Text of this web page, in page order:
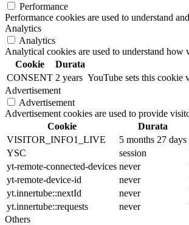
Performance
Performance cookies are used to understand
Analytics
Analytics
Analytical cookies are used to understand
Cookie
Durata
CONSENT 2 years YouTube sets this cookie
Advertisement
Advertisement
Advertisement cookies are used to provide
Cookie
Durata
VISITOR_INFO1_LIVE
5 months 27 days
YSC
session
yt-remote-connected-devices never
yt-remote-device-id
never
yt.innertube::nextId
never
yt.innertube::requests
never
Others